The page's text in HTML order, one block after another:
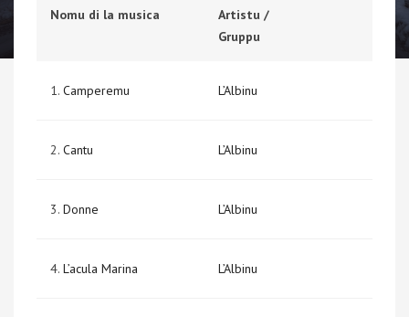
Nomu di la musica
Artistu /
Gruppu
1. Camperemu L’Albinu
2. Cantu L’Albinu
3. Donne L’Albinu
4. L’acula Marina L’Albinu